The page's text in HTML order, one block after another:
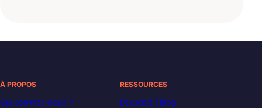
À PROPOS
Qui sommes-nous ?
RESSOURCES
Decoded | Blog